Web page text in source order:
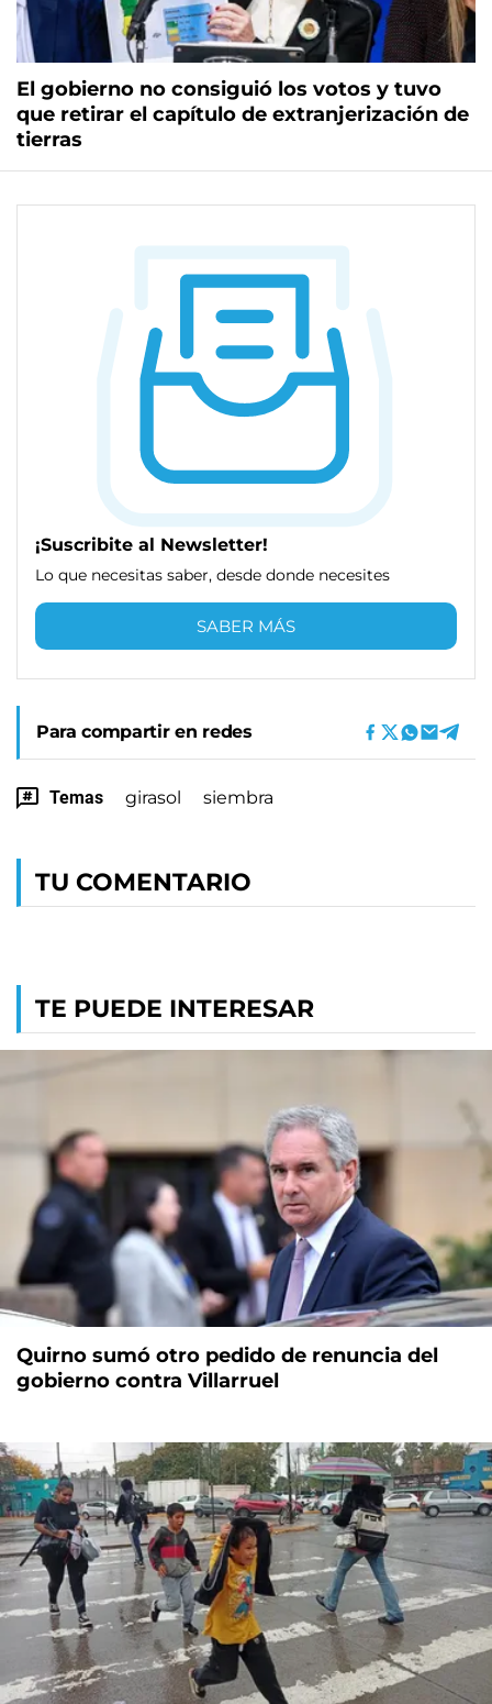
El gobierno no consiguió los votos y tuvo
que retirar el capítulo de extranjerización de
tierras
¡Suscribite al Newsletter!
Lo que necesitas saber, desde donde necesites
SABER MÁS
Para compartir en redes
Temas girasol siembra
TU COMENTARIO
TE PUEDE INTERESAR
Quirno sumó otro pedido de renuncia del
gobierno contra Villarruel